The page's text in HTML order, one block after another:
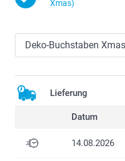
Xmas)
Lieferung
Datum
14.08.2026